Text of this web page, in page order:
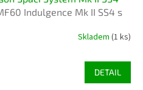
A
R
M
Indulgence Mk II SS4 s
Skladem (1 ks)
DETAIL